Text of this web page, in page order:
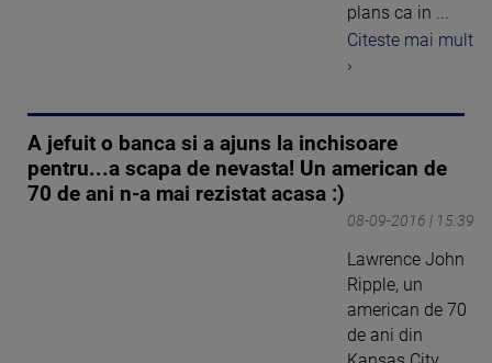
plans ca in ...
Citeste mai mult
›
A jefuit o banca si a ajuns la inchisoare
pentru...a scapa de nevasta! Un american de
70 de ani n-a mai rezistat acasa :)
08-09-2016 | 15:39
Lawrence John
Ripple, un
american de 70
de ani din